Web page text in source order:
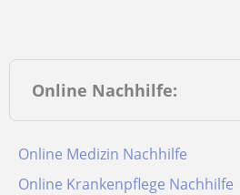
Online Nachhilfe:
Online Medizin Nachhilfe
Online Krankenpflege Nachhilfe